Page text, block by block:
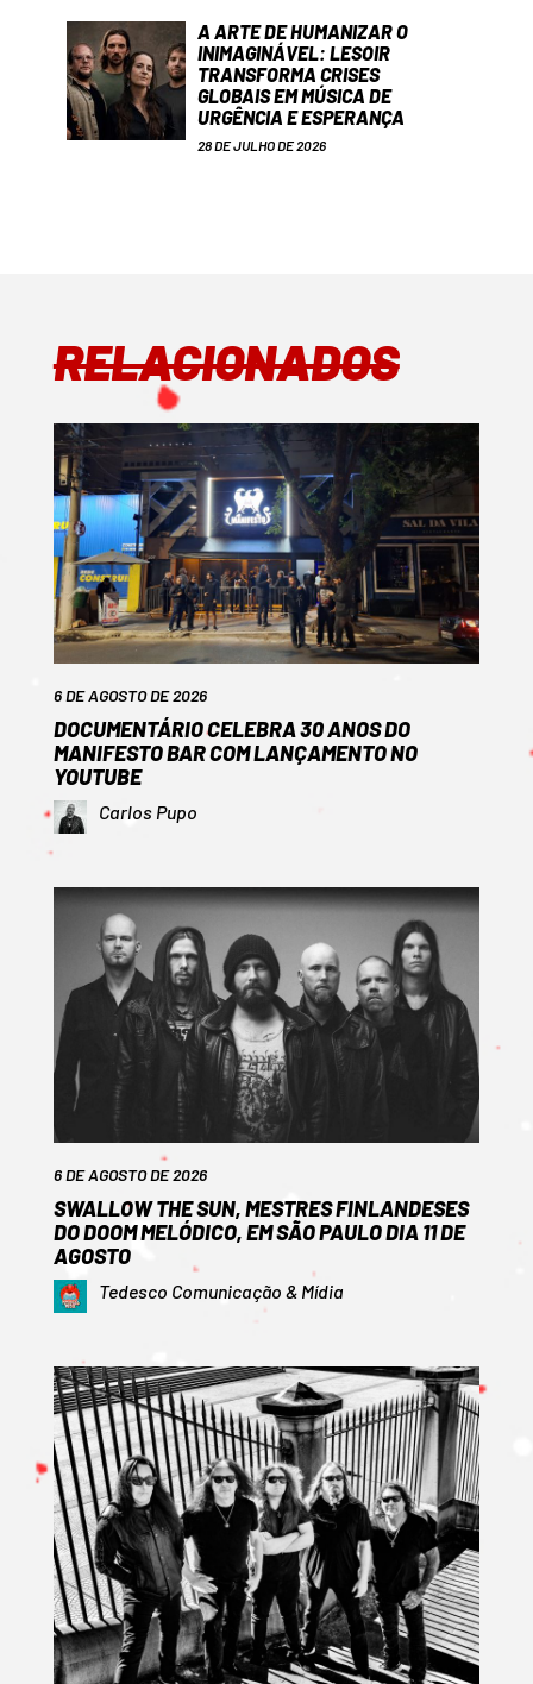
A ARTE DE HUMANIZAR O
INIMAGINÁVEL: LESOIR
TRANSFORMA CRISES
GLOBAIS EM MÚSICA DE
URGÊNCIA E ESPERANÇA
28 DE JULHO DE 2026
RELACIONADOS
6 DE AGOSTO DE 2026
DOCUMENTÁRIO CELEBRA 30 ANOS DO
MANIFESTO BAR COM LANÇAMENTO NO
YOUTUBE
Carlos Pupo
6 DE AGOSTO DE 2026
SWALLOW THE SUN, MESTRES FINLANDESES
DO DOOM MELÓDICO, EM SÃO PAULO DIA 11 DE
AGOSTO
Tedesco Comunicação & Mídia